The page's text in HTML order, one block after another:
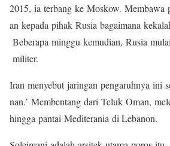
2015, ia terbang ke Moskow. Membawa
an kepada pihak Rusia bagaimana
Beberapa minggu kemudian, Rusia
militer.
Iran menyebut jaringan pengaruhnya ini
nan.’ Membentang dari Teluk Oman,
hingga pantai Mediterania di Lebanon.